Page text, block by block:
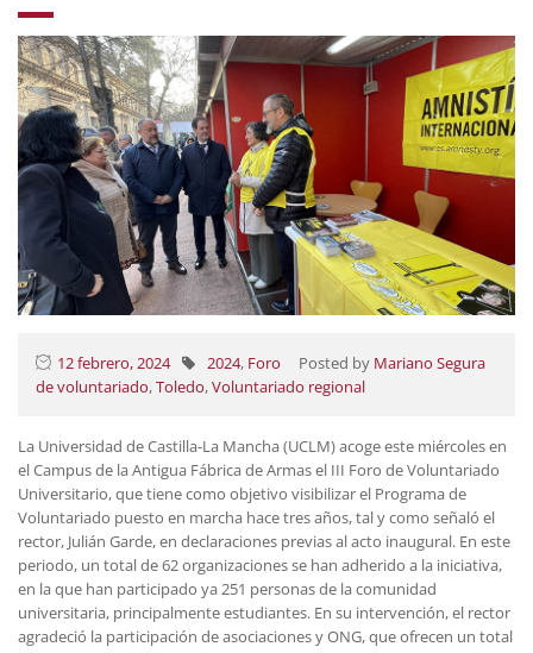
12 febrero, 2024 Posted by Mariano Segura
2024, Foro
de voluntariado,Toledo,Voluntariado regional
La Universidad de Castilla-La Mancha (UCLM) acoge este miércoles en
el Campus de la Antigua Fábrica de Armas el III Foro de Voluntariado
Universitario, que tiene como objetivo visibilizar el Programa de
Voluntariado puesto en marcha hace tres años, tal y como señaló el
rector, Julián Garde, en declaraciones previas al acto inaugural. En este
periodo, un total de 62 organizaciones se han adherido a la iniciativa,
en la que han participado ya 251 personas de la comunidad
universitaria, principalmente estudiantes. En su intervención, el rector
agradeció la participación de asociaciones y ONG, que ofrecen un total